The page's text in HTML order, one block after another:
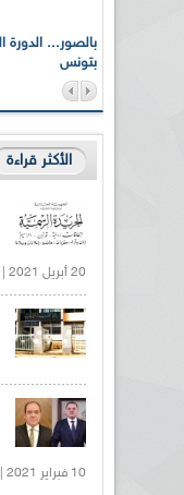
بتونس
الأكثر قراءة
20 أبريل 2021 |
10 فبراير 2021 |